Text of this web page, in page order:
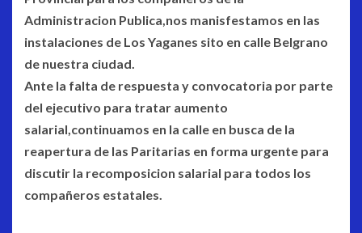
Administracion Publica,nos manisfestamos en las
instalaciones de Los Yaganes sito en calle Belgrano
de nuestra ciudad.
Ante la falta de respuesta y convocatoria por parte
del ejecutivo para tratar aumento
salarial,continuamos en la calle en busca de la
reapertura de las Paritarias en forma urgente para
discutir la recomposicion salarial para todos los
compañeros estatales.